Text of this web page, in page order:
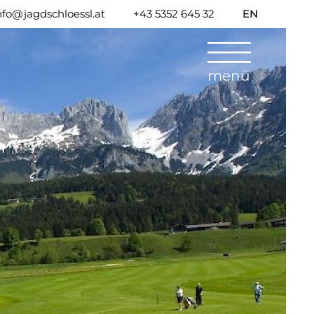
+43 5352 645 32 EN
menü